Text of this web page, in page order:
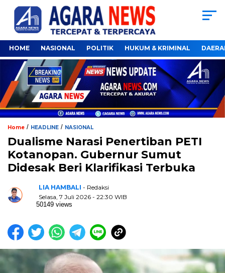
HOME NASIONAL POLITIK HUKUM & KRIMINAL
Home / HEADLINE / NASIONAL
Dualisme Narasi Penertiban PETI
Kotanopan. Gubernur Sumut
Didesak Beri Klarifikasi Terbuka
LIA HAMBALI - Redaksi
Selasa, 7 Juli 2026 - 22:30 WIB
50149 views